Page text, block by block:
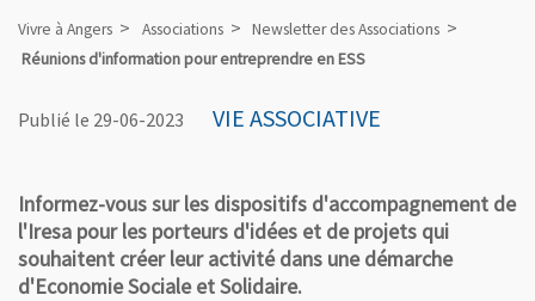
Vivre à Angers Associations
Newsletter des Associations
Réunions d'information pour entreprendre en ESS
Publié le 29-06-2023 VIE ASSOCIATIVE
Informez-vous sur les dispositifs d'accompagnement de
l'Iresa pour les porteurs d'idées et de projets qui
souhaitent créer leur activité dans une démarche
d'Economie Sociale et Solidaire.